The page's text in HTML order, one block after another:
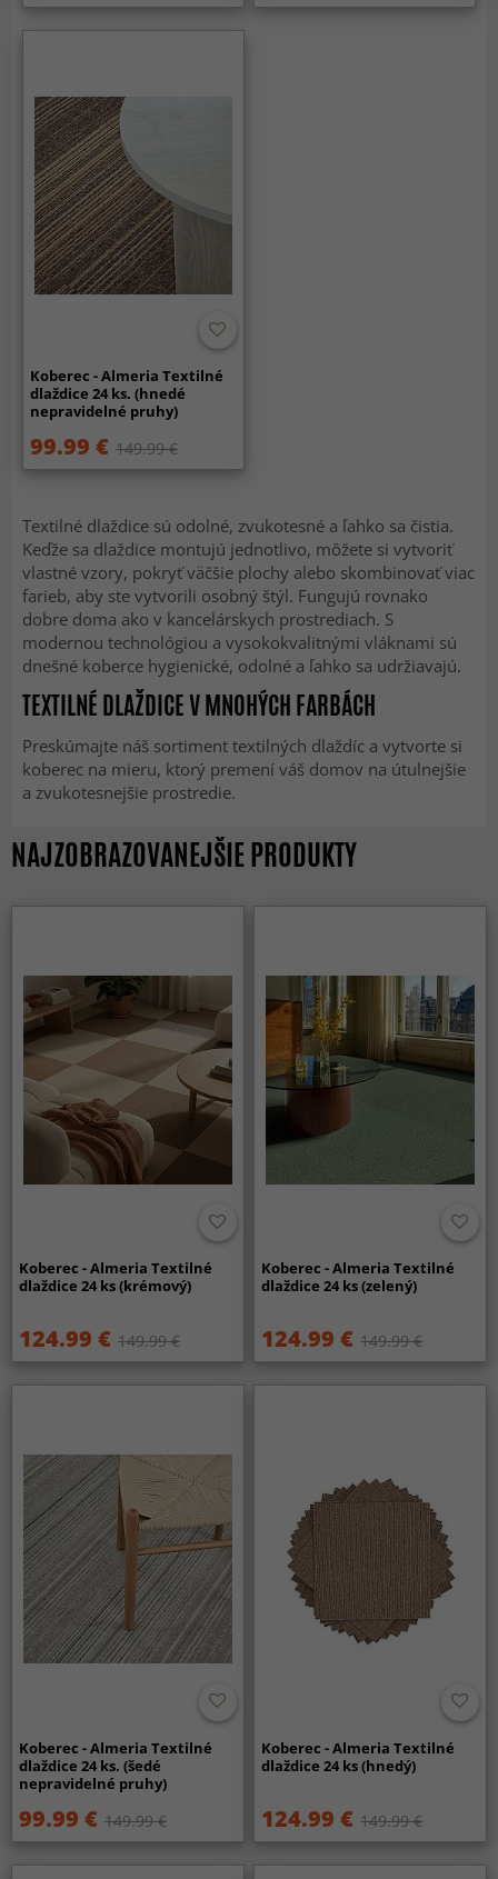
Koberec - Almeria Textilné
dlaždice 24 ks. (hnedé
nepravidelné pruhy)
99.99 € 149.99 €
Textilné dlaždice sú odolné, zvukotesné a ľahko sa čistia.
Keďže sa dlaždice montujú jednotlivo, môžete si vytvoriť
vlastné vzory, pokryť väčšie plochy alebo skombinovať viac
farieb, aby ste vytvorili osobný štýl. Fungujú rovnako
dobre doma ako v kancelárskych prostrediach. S
modernou technológiou a vysokokvalitnými vláknami sú
dnešné koberce hygienické, odolné a ľahko sa udržiavajú.
TEXTILNÉ DLAŽDICE V MNOHÝCH FARBÁCH
Preskúmajte náš sortiment textilných dlaždíc a vytvorte si
koberec na mieru, ktorý premení váš domov na útulnejšie
a zvukotesnejšie prostredie.
NAJZOBRAZOVANEJŠIE PRODUKTY
Koberec - Almeria Textilné
dlaždice 24 ks (krémový)
124.99 € 149.99 €
Koberec - Almeria Textilné
dlaždice 24 ks (zelený)
124.99 € 149.99 €
Koberec - Almeria Textilné
dlaždice 24 ks. (šedé
nepravidelné pruhy)
99.99 € 149.99 €
Koberec - Almeria Textilné
dlaždice 24 ks (hnedý)
124.99 € 149.99 €